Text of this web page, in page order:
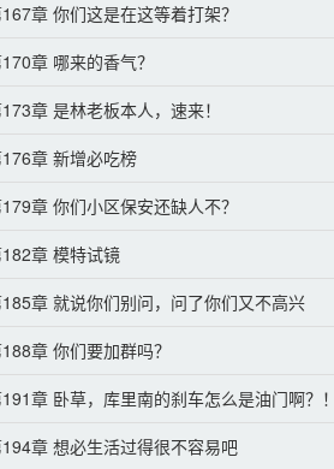
章 你们这是在这等着打架？
章 哪来的香气？
章 是林老板本人，速来！
章 新增必吃榜
章 你们小区保安还缺人不？
章 模特试镜
章 就说你们别问，问了你们又不高兴
章 你们要加群吗？
章 卧草，库里南的刹车怎么是油门啊？！
章 想必生活过得很不容易吧